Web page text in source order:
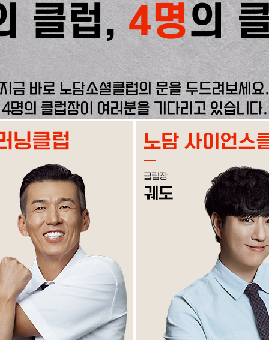
클럽,4명의
지금 바로 노담소셜클럽의 문을 두드려보세요.
4명의 클럽장이 여러분을 기다리고 있습니다.